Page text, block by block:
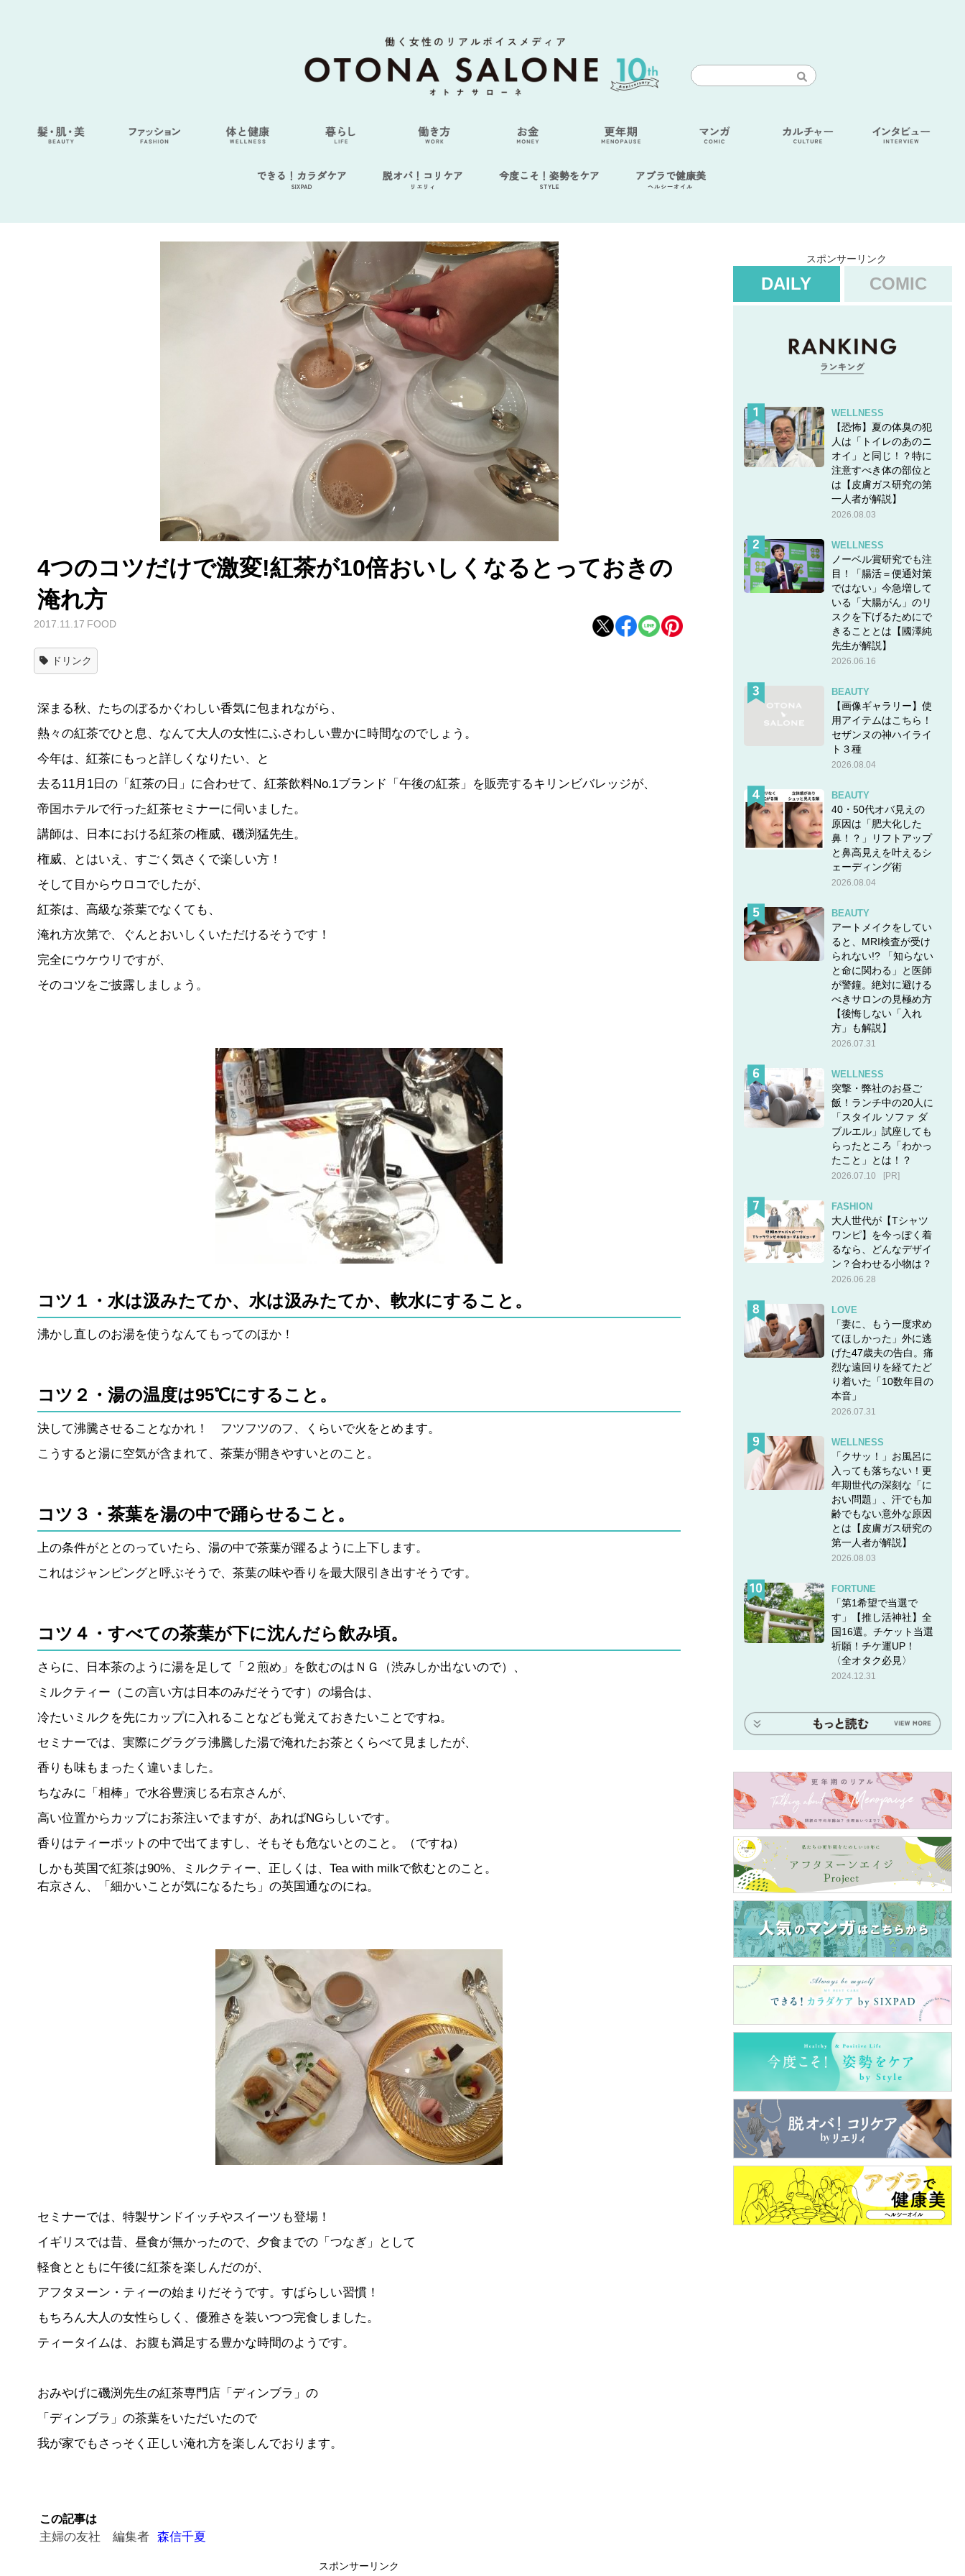
できる！カラダケア
SIXPAD
脱オバ！コリケア
リエリィ
今度こそ！姿勢をケア
STYLE
アブラで健康美
ヘルシーオイル
4つのコツだけで激変!紅茶が10倍おいしくなるとっておきの
淹れ方
2017.11.17 FOOD
ドリンク
深まる秋、たちのぼるかぐわしい香気に包まれながら、
熱々の紅茶でひと息、なんて大人の女性にふさわしい豊かに時間なのでしょう。
今年は、紅茶にもっと詳しくなりたい、と
去る11月1日の「紅茶の日」に合わせて、紅茶飲料No.1ブランド「午後の紅茶」を販売するキリンビバレッジが、
帝国ホテルで行った紅茶セミナーに伺いました。
講師は、日本における紅茶の権威、磯渕猛先生。
権威、とはいえ、すごく気さくで楽しい方！
そして目からウロコでしたが、
紅茶は、高級な茶葉でなくても、
淹れ方次第で、ぐんとおいしくいただけるそうです！
完全にウケウリですが、
そのコツをご披露しましょう。
コツ１・水は汲みたてか、水は汲みたてか、軟水にすること。
沸かし直しのお湯を使うなんてもってのほか！
コツ２・湯の温度は95℃にすること。
決して沸騰させることなかれ！ フツフツのフ、くらいで火をとめます。
こうすると湯に空気が含まれて、茶葉が開きやすいとのこと。
コツ３・茶葉を湯の中で踊らせること。
上の条件がととのっていたら、湯の中で茶葉が躍るように上下します。
これはジャンピングと呼ぶそうで、茶葉の味や香りを最大限引き出すそうです。
コツ４・すべての茶葉が下に沈んだら飲み頃。
さらに、日本茶のように湯を足して「２煎め」を飲むのはＮＧ（渋みしか出ないので）、
ミルクティー（この言い方は日本のみだそうです）の場合は、
冷たいミルクを先にカップに入れることなども覚えておきたいことですね。
セミナーでは、実際にグラグラ沸騰した湯で淹れたお茶とくらべて見ましたが、
香りも味もまったく違いました。
ちなみに「相棒」で水谷豊演じる右京さんが、
高い位置からカップにお茶注いでますが、あればNGらしいです。
香りはティーポットの中で出てますし、そもそも危ないとのこと。（ですね）
しかも英国で紅茶は90%、ミルクティー、正しくは、Tea with milkで飲むとのこと。
右京さん、「細かいことが気になるたち」の英国通なのにね。
セミナーでは、特製サンドイッチやスイーツも登場！
イギリスでは昔、昼食が無かったので、夕食までの「つなぎ」として
軽食とともに午後に紅茶を楽しんだのが、
アフタヌーン・ティーの始まりだそうです。すばらしい習慣！
もちろん大人の女性らしく、優雅さを装いつつ完食しました。
ティータイムは、お腹も満足する豊かな時間のようです。
おみやげに磯渕先生の紅茶専門店「ディンブラ」の
「ディンブラ」の茶葉をいただいたので
我が家でもさっそく正しい淹れ方を楽しんでおります。
この記事は
主婦の友社 編集者 森信千夏
スポンサーリンク
スポンサーリンク
DAILY COMIC
WELLNESS
【恐怖】夏の体臭の犯
人は「トイレのあのニ
オイ」と同じ！？特に
注意すべき体の部位と
は【皮膚ガス研究の第
一人者が解説】
2026.08.03
WELLNESS
ノーベル賞研究でも注
目！「腸活＝便通対策
ではない」今急増して
いる「大腸がん」のリ
スクを下げるためにで
きることとは【國澤純
先生が解説】
2026.06.16
BEAUTY
【画像ギャラリー】使
用アイテムはこちら！
セザンヌの神ハイライ
ト３種
2026.08.04
BEAUTY
40・50代オバ見えの
原因は「肥大化した
鼻！？」リフトアップ
と鼻高見えを叶えるシ
ェーディング術
2026.08.04
BEAUTY
アートメイクをしてい
ると、MRI検査が受け
られない!? 「知らない
と命に関わる」と医師
が警鐘。絶対に避ける
べきサロンの見極め方
【後悔しない「入れ
方」も解説】
2026.07.31
WELLNESS
突撃・弊社のお昼ご
飯！ランチ中の20人に
「スタイル ソファ ダ
ブルエル」試座しても
らったところ「わかっ
たこと」とは！？
2026.07.10 [PR]
FASHION
大人世代が【Tシャツ
ワンピ】を今っぽく着
るなら、どんなデザイ
ン？合わせる小物は？
2026.06.28
LOVE
「妻に、もう一度求め
てほしかった」外に逃
げた47歳夫の告白。痛
烈な遠回りを経てたど
り着いた「10数年目の
本音」
2026.07.31
WELLNESS
「クサッ！」お風呂に
入っても落ちない！更
年期世代の深刻な「に
おい問題」、汗でも加
齢でもない意外な原因
とは【皮膚ガス研究の
第一人者が解説】
2026.08.03
FORTUNE
「第1希望で当選で
す」【推し活神社】全
国16選。チケット当選
祈願！チケ運UP！
〈全オタク必見〉
2024.12.31